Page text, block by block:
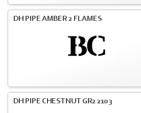
DH PIPE AMBER 2 FLAMES
DH PIPE CHESTNUT GR2 2103